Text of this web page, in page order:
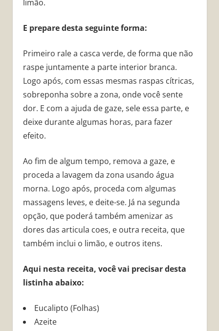
limão.
E prepare desta seguinte forma:
Primeiro rale a casca verde, de forma que não
raspe juntamente a parte interior branca.
Logo após, com essas mesmas raspas cítricas,
sobreponha sobre a zona, onde você sente
dor. E com a ajuda de gaze, sele essa parte, e
deixe durante algumas horas, para fazer
efeito.
Ao fim de algum tempo, remova a gaze, e
proceda a lavagem da zona usando água
morna. Logo após, proceda com algumas
massagens leves, e deite-se. Já na segunda
opção, que poderá também amenizar as
dores das articula coes, e outra receita, que
também inclui o limão, e outros itens.
Aqui nesta receita, você vai precisar desta
listinha abaixo:
Eucalipto (Folhas)
Azeite